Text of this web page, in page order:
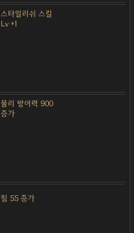
스타일리쉬 스킬
Lv +1
물리 방어력 900
증가
힘 55 증가